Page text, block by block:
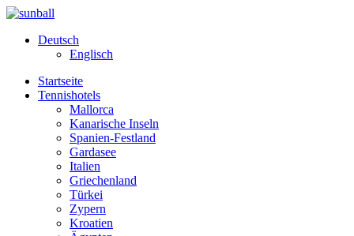
Deutsch
Englisch
Startseite
Tennishotels
Mallorca
Kanarische Inseln
Spanien-Festland
Gardasee
Italien
Griechenland
Türkei
Zypern
Kroatien